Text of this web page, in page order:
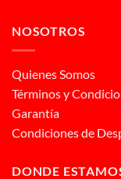
NOSOTROS
Quienes Somos
Términos y
Garantía
Condiciones de
DONDE